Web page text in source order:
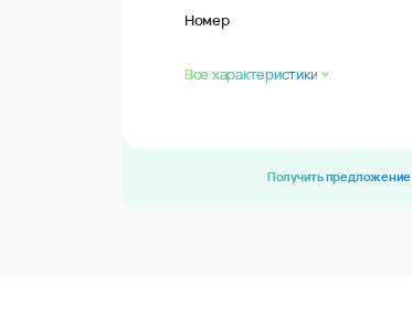
Номер
Все характеристики
Получить предложение